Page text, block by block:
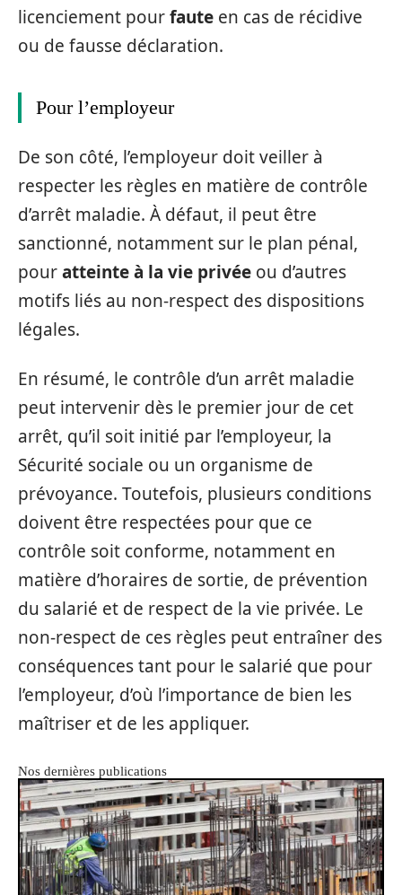
licenciement pourfaute en cas de récidive
ou de fausse déclaration.
Pour l’employeur
De son côté, l’employeur doit veiller à
respecter les règles en matière de contrôle
d’arrêt maladie. À défaut, il peut être
sanctionné, notamment sur le plan pénal,
pouratteinte à la vie privée ou d’autres
motifs liés au non-respect des dispositions
légales.
En résumé, le contrôle d’un arrêt maladie
peut intervenir dès le premier jour de cet
arrêt, qu’il soit initié par l’employeur, la
Sécurité sociale ou un organisme de
prévoyance. Toutefois, plusieurs conditions
doivent être respectées pour que ce
contrôle soit conforme, notamment en
matière d’horaires de sortie, de prévention
du salarié et de respect de la vie privée. Le
non-respect de ces règles peut entraîner des
conséquences tant pour le salarié que pour
l’employeur, d’où l’importance de bien les
maîtriser et de les appliquer.
Nos dernières publications